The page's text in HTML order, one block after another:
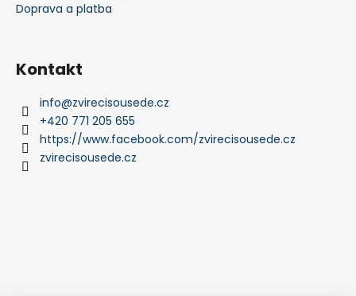
Doprava a platba
Kontakt
info@zvirecisousede.cz
+420 771 205 655
https://www.facebook.com/zvirecisousede.cz
zvirecisousede.cz